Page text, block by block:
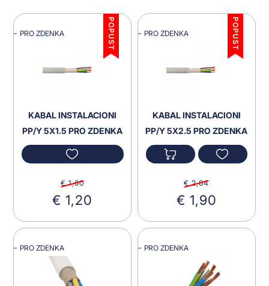
POPUST
PRO ZDENKA
KABAL INSTALACIONI
PP/Y 5X1.5 PRO ZDENKA
€ 1,60
€ 1,20
POPUST
PRO ZDENKA
KABAL INSTALACIONI
PP/Y 5X2.5 PRO ZDENKA
€ 2,64
€ 1,90
PRO ZDENKA PRO ZDENKA